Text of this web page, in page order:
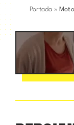
CONSEJOS
Contacto rápido
Portada »